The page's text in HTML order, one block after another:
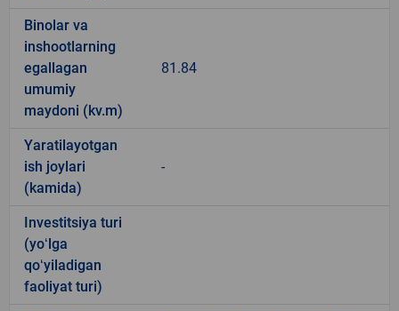
Binolar va
inshootlarning
egallagan
umumiy
maydoni (kv.m)
81.84
Yaratilayotgan
ish joylari
(kamida)
-
Investitsiya turi
(yoʻlga
qoʻyiladigan
faoliyat turi)